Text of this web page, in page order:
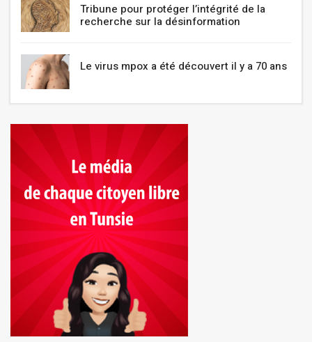
Tribune pour protéger l’intégrité de la
recherche sur la désinformation
Le virus mpox a été découvert il y a 70 ans